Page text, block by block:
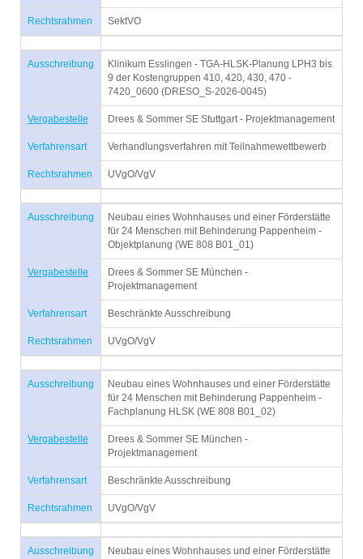
Rechtsrahmen SektVO
Ausschreibung
Klinikum Esslingen - TGA-HLSK-Planung LPH3 bis
9 der Kostengruppen 410, 420, 430, 470 -
7420_0600 (DRESO_S-2026-0045)
Vergabestelle Drees & Sommer SE Stuttgart - Projektmanagement
Verfahrensart Verhandlungsverfahren mit Teilnahmewettbewerb
Rechtsrahmen UVgO/VgV
Ausschreibung
Neubau eines Wohnhauses und einer Förderstätte
für 24 Menschen mit Behinderung Pappenheim -
Objektplanung (WE 808 B01_01)
Vergabestelle
Drees & Sommer SE München -
Projektmanagement
Verfahrensart Beschränkte Ausschreibung
Rechtsrahmen UVgO/VgV
Ausschreibung
Neubau eines Wohnhauses und einer Förderstätte
für 24 Menschen mit Behinderung Pappenheim -
Fachplanung HLSK (WE 808 B01_02)
Vergabestelle
Drees & Sommer SE München -
Projektmanagement
Verfahrensart Beschränkte Ausschreibung
Rechtsrahmen UVgO/VgV
Ausschreibung
Neubau eines Wohnhauses und einer Förderstätte